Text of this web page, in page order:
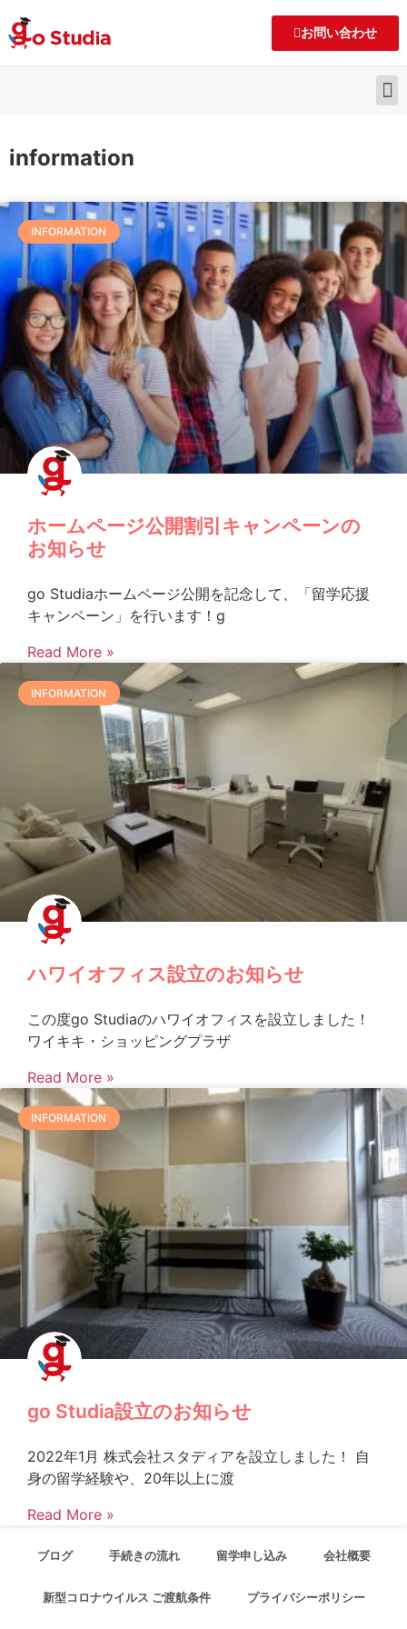
お問い合わせ
information
INFORMATION
ホームページ公開割引キャンペーンの
お知らせ
go Studiaホームページ公開を記念して、「留学応援
キャンペーン」を行います！g
Read More »
INFORMATION
ハワイオフィス設立のお知らせ
この度go Studiaのハワイオフィスを設立しました！
ワイキキ・ショッピングプラザ
Read More »
INFORMATION
go Studia設立のお知らせ
2022年1月 株式会社スタディアを設立しました！ 自
身の留学経験や、20年以上に渡
Read More »
ブログ 手続きの流れ 留学申し込み 会社概要
新型コロナウイルス ご渡航条件 プライバシーポリシー